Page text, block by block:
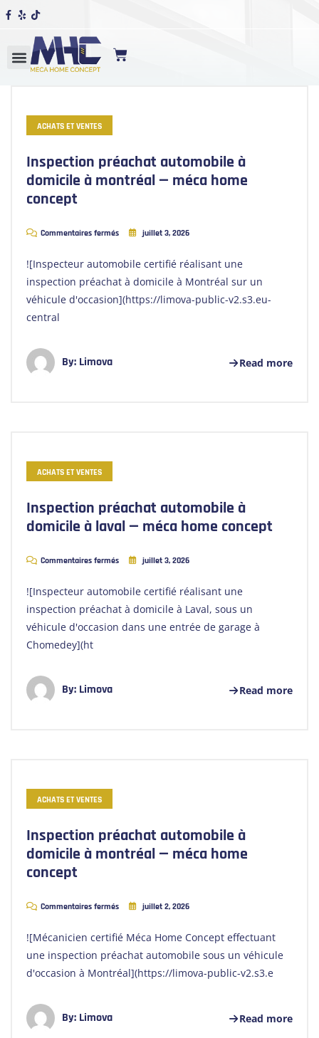
ACHATS ET VENTES
Inspection préachat automobile à
domicile à montréal — méca home
concept
Commentaires fermés juillet 3, 2026
![Inspecteur automobile certifié réalisant une
inspection préachat à domicile à Montréal sur un
véhicule d'occasion](https://limova-public-v2.s3.eu-
central
By: Limova Read more
ACHATS ET VENTES
Inspection préachat automobile à
domicile à laval — méca home concept
Commentaires fermés juillet 3, 2026
![Inspecteur automobile certifié réalisant une
inspection préachat à domicile à Laval, sous un
véhicule d'occasion dans une entrée de garage à
Chomedey](ht
By: Limova Read more
ACHATS ET VENTES
Inspection préachat automobile à
domicile à montréal — méca home
concept
Commentaires fermés juillet 2, 2026
![Mécanicien certifié Méca Home Concept effectuant
une inspection préachat automobile sous un véhicule
d'occasion à Montréal](https://limova-public-v2.s3.e
By: Limova Read more